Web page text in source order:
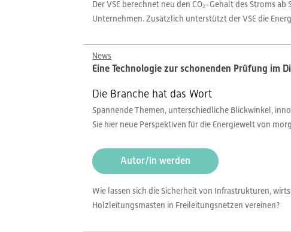
Der VSE berechnet neu den CO₂-Gehalt des Stroms
Unternehmen. Zusätzlich unterstützt der VSE die
News
Eine Technologie zur schonenden Prüfung im
Die Branche hat das Wort
Spannende Themen, unterschiedliche Blickwinkel,
Sie hier neue Perspektiven für die Energiewelt von
Autor/in werden
Wie lassen sich die Sicherheit von Infrastrukturen,
Holzleitungsmasten in Freileitungsnetzen vereinen?